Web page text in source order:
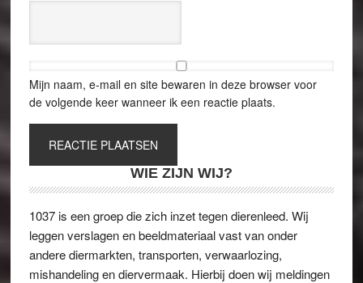
Mijn naam, e-mail en site bewaren in deze browser voor
de volgende keer wanneer ik een reactie plaats.
WIE ZIJN WIJ?
1037 is een groep die zich inzet tegen dierenleed. Wij
leggen verslagen en beeldmateriaal vast van onder
andere diermarkten, transporten, verwaarlozing,
mishandeling en diervermaak. Hierbij doen wij meldingen